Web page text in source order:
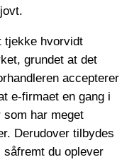
tjekke hvorvidt
grundet at det
accepterer
e-firmaet en gang i
har meget
Derudover tilbydes
du oplever